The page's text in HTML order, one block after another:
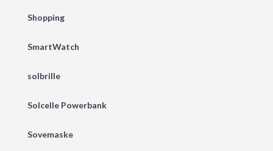
Shopping
SmartWatch
solbrille
Solcelle Powerbank
Sovemaske